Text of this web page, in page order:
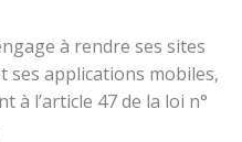
à rendre ses sites
applications mobiles,
à l’article 47 de la loi n°